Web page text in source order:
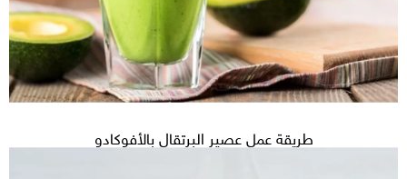
طريقة عمل عصير البرتقال بالأفوكادو